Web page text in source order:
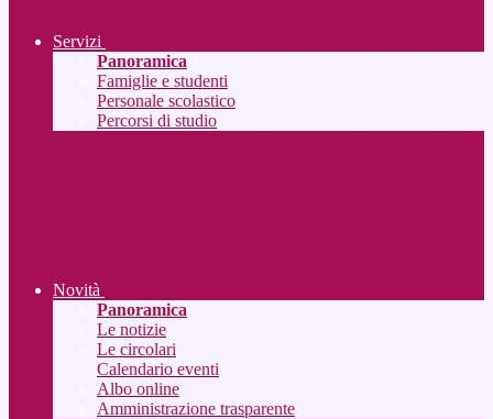
Servizi
Panoramica
Famiglie e studenti
Personale scolastico
Percorsi di studio
Novità
Panoramica
Le notizie
Le circolari
Calendario eventi
Albo online
Amministrazione trasparente